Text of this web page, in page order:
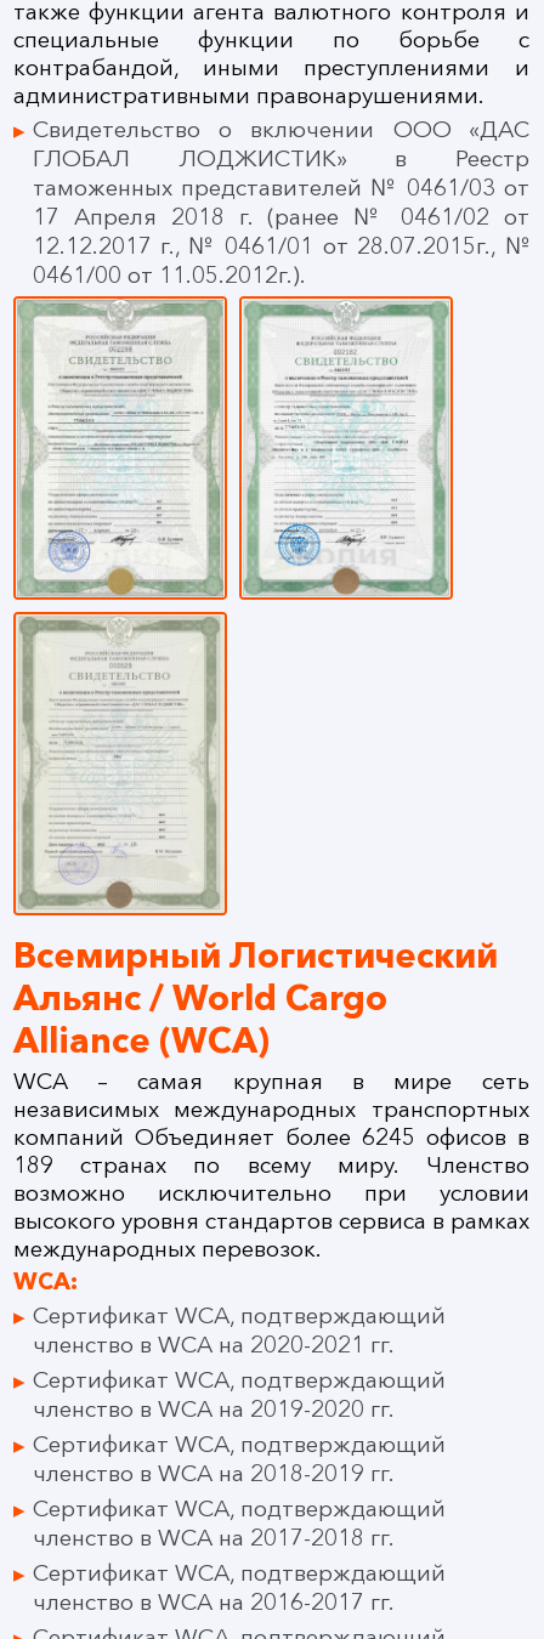
также функции агента валютного контроля и
специальные функции по борьбе с
контрабандой, иными преступлениями и
административными правонарушениями.
Свидетельство о включении ООО «ДАС
ГЛОБАЛ ЛОДЖИСТИК» в Реестр
таможенных представителей № 0461/03 от
17 Апреля 2018 г. (ранее № 0461/02 от
12.12.2017 г., № 0461/01 от 28.07.2015г., №
0461/00 от 11.05.2012г.).
Всемирный Логистический
Альянс / World Cargo
Alliance (WCA)
WCA – самая крупная в мире сеть
независимых международных транспортных
компаний Объединяет более 6245 офисов в
189 странах по всему миру. Членство
возможно исключительно при условии
высокого уровня стандартов сервиса в рамках
международных перевозок.
WCA:
Сертификат WCA, подтверждающий
членство в WCA на 2020-2021 гг.
Сертификат WCA, подтверждающий
членство в WCA на 2019-2020 гг.
Сертификат WCA, подтверждающий
членство в WCA на 2018-2019 гг.
Сертификат WCA, подтверждающий
членство в WCA на 2017-2018 гг.
Сертификат WCA, подтверждающий
членство в WCA на 2016-2017 гг.